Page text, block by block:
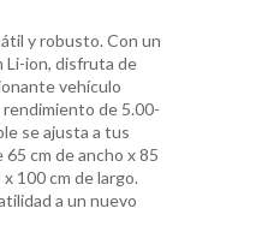
y robusto. Con un
Li-ion, disfruta de
vehículo
de 5.00-
se ajusta a tus
cm de ancho x 85
100 cm de largo.
a un nuevo